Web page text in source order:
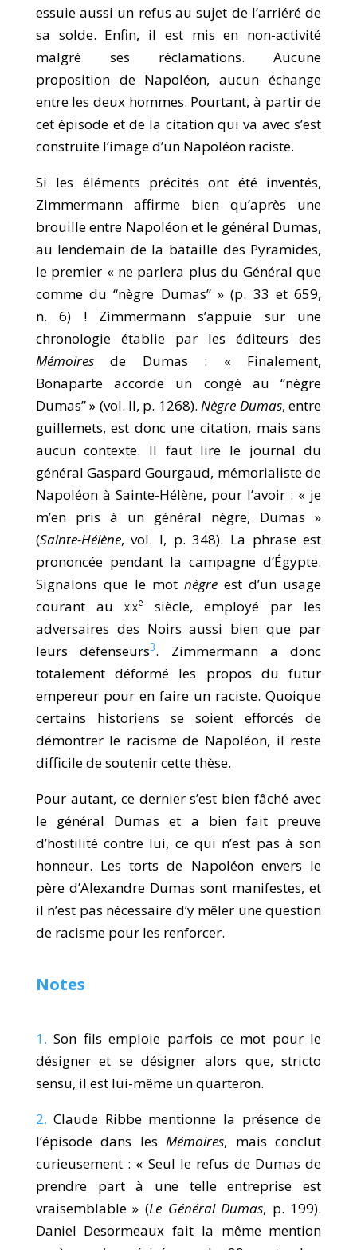
essuie aussi un refus au sujet de l’arriéré de
sa solde. Enfin, il est mis en non-activité
malgré ses réclamations. Aucune
proposition de Napoléon, aucun échange
entre les deux hommes. Pourtant, à partir de
cet épisode et de la citation qui va avec s’est
construite l’image d’un Napoléon raciste.
Si les éléments précités ont été inventés,
Zimmermann affirme bien qu’après une
brouille entre Napoléon et le général Dumas,
au lendemain de la bataille des Pyramides,
le premier « ne parlera plus du Général que
comme du “nègre Dumas” » (p. 33 et 659,
n. 6) ! Zimmermann s’appuie sur une
chronologie établie par les éditeurs des
Mémoiresde Dumas : « Finalement,
Bonaparte accorde un congé au “nègre
Dumas” » (vol. II, p. 1268).Nègre Dumas, entre
guillemets, est donc une citation, mais sans
aucun contexte. Il faut lire le journal du
général Gaspard Gourgaud, mémorialiste de
Napoléon à Sainte-Hélène, pour l’avoir : « je
m’en pris à un général nègre, Dumas »
(Sainte-Hélène, vol. I, p. 348). La phrase est
prononcée pendant la campagne d’Égypte.
Signalons que le motnègre est d’un usage
courant au xixe
siècle, employé par les
adversaires des Noirs aussi bien que par
leurs défenseurs3. Zimmermann a donc
totalement déformé les propos du futur
empereur pour en faire un raciste. Quoique
certains historiens se soient efforcés de
démontrer le racisme de Napoléon, il reste
difficile de soutenir cette thèse.
Pour autant, ce dernier s’est bien fâché avec
le général Dumas et a bien fait preuve
d’hostilité contre lui, ce qui n’est pas à son
honneur. Les torts de Napoléon envers le
père d’Alexandre Dumas sont manifestes, et
il n’est pas nécessaire d’y mêler une question
de racisme pour les renforcer.
Notes
1. Son fils emploie parfois ce mot pour le
désigner et se désigner alors que, stricto
sensu, il est lui-même un quarteron.
2. Claude Ribbe mentionne la présence de
l’épisode dans lesMémoires, mais conclut
curieusement : « Seul le refus de Dumas de
prendre part à une telle entreprise est
vraisemblable » (Le Général Dumas, p. 199).
Daniel Desormeaux fait la même mention